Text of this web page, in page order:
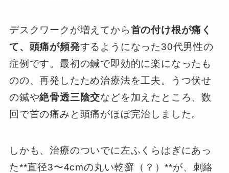
デスクワークが増えてから首の付け根が痛く
て、頭痛が頻発するようになった30代男性の
症例です。最初の鍼で即効的に楽になったも
のの、再発したため治療法を工夫。うつ伏せ
の鍼や絶骨透三陰交などを加えたところ、数
回で首の痛みと頭痛がほぼ完治しました。
しかも、治療のついでに左ふくらはぎにあっ
た**直径3〜4cmの丸い乾癬（？）**が、刺絡